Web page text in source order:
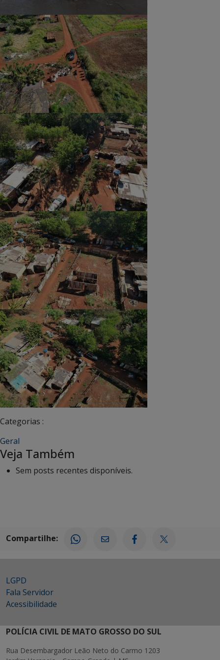
Categorias :
Geral
Veja Também
Sem posts recentes disponíveis.
Compartilhe:
LGPD
Fala Servidor
Acessibilidade
POLÍCIA CIVIL DE MATO GROSSO DO SUL
Rua Desembargador Leão Neto do Carmo 1203